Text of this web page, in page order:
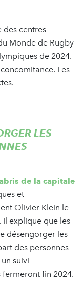
des centres
Monde de Rugby
de 2024.
Les
LES
de la capitale
et
Olivier Klein le
. Il explique que les
désengorger les
des personnes
suivi
fermeront fin 2024.